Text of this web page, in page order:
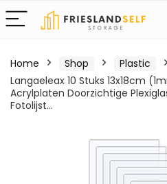
Home Shop Plastic
Langaeleax 10 Stuks 13x18cm
Acrylplaten Doorzichtige
Fotolijst…